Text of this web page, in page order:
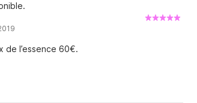
de l’essence 60€.